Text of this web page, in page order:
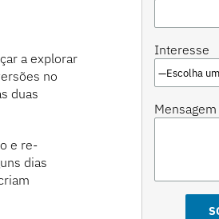
a explorar
no
duas
e re-
dias
Interesse
Mensagem